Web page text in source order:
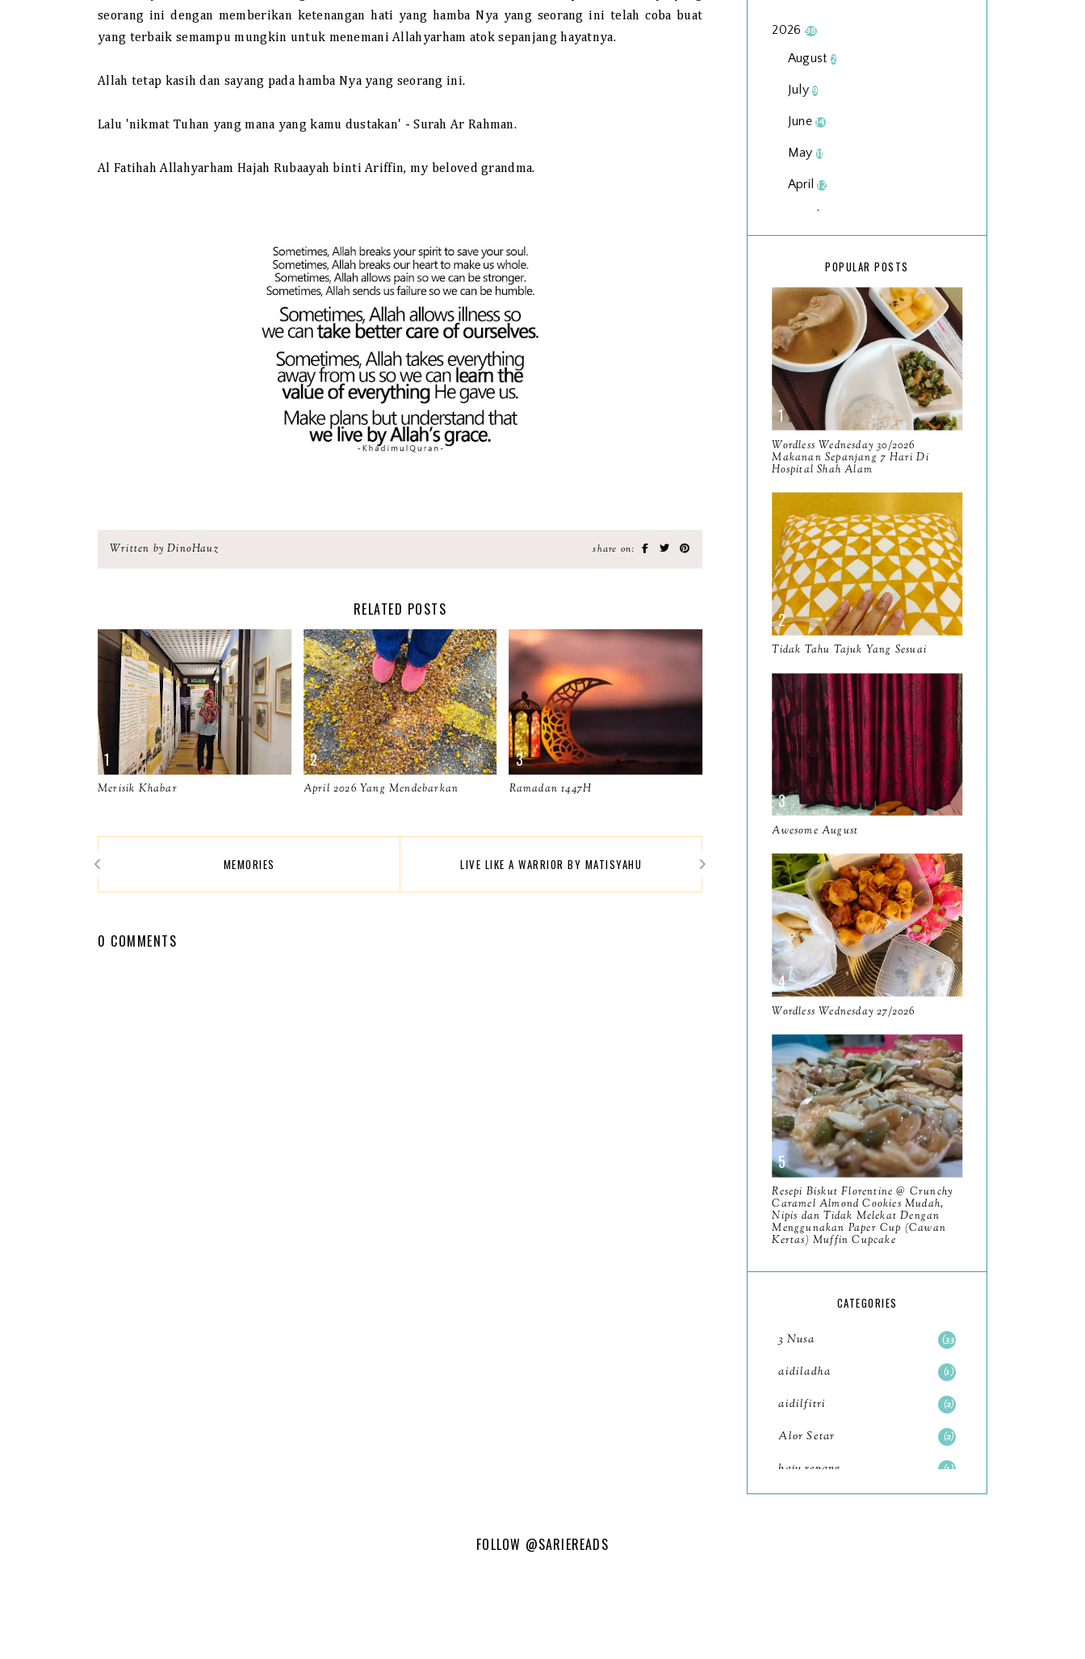
seorang ini dengan memberikan ketenangan hati yang hamba Nya yang seorang ini telah coba buat
yang terbaik semampu mungkin untuk menemani Allahyarham atok sepanjang hayatnya.
Allah tetap kasih dan sayang pada hamba Nya yang seorang ini.
Lalu 'nikmat Tuhan yang mana yang kamu dustakan' - Surah Ar Rahman.
Al Fatihah Allahyarham Hajah Rubaayah binti Ariffin, my beloved grandma.
Written by DinoHauz share on:
RELATED POSTS
Merisik Khabar April 2026 Yang Mendebarkan Ramadan 1447H
MEMORIES LIVE LIKE A WARRIOR BY MATISYAHU
0 COMMENTS
2026 98
August 2
July9
June14
May 11
April12
March
2025134
December15
November
October 13
September
August8
June10
May9
April9
March11
January 14
2024130
December 19
November 12
October
September13
August9
July12
June
May11
April 13
March11
February9
January6
202393
December 11
November8
October11
POPULAR POSTS
Wordless Wednesday 30/2026
Makanan Sepanjang 7 Hari Di
Hospital Shah Alam
Tidak Tahu Tajuk Yang Sesuai
Awesome August
Wordless Wednesday 27/2026
Resepi Biskut Florentine @ Crunchy
Caramel Almond Cookies Mudah,
Nipis dan Tidak Melekat Dengan
Menggunakan Paper Cup (Cawan
Kertas) Muffin Cupcake
CATEGORIES
3 Nusa 33
aidiladha 1
aidilfitri 2
Alor Setar 2
baju renang 1
FOLLOW @SARIEREADS